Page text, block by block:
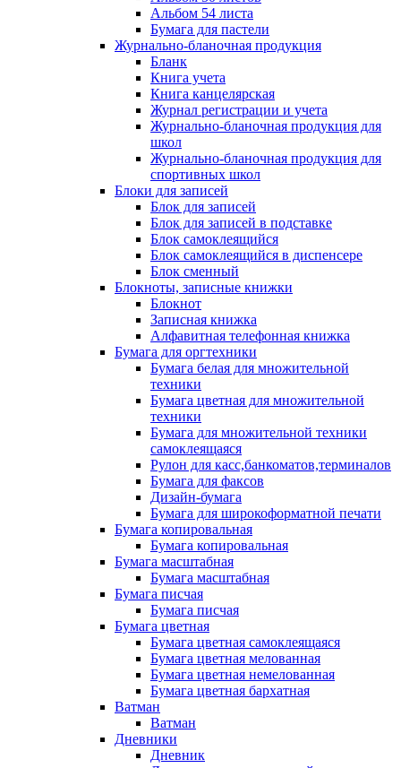
Альбом 54 листа
Бумага для пастели
Журнально-бланочная продукция
Бланк
Книга учета
Книга канцелярская
Журнал регистрации и учета
Журнально-бланочная продукция для
школ
Журнально-бланочная продукция для
спортивных школ
Блоки для записей
Блок для записей
Блок для записей в подставке
Блок самоклеящийся
Блок самоклеящийся в диспенсере
Блок сменный
Блокноты, записные книжки
Блокнот
Записная книжка
Алфавитная телефонная книжка
Бумага для оргтехники
Бумага белая для множительной
техники
Бумага цветная для множительной
техники
Бумага для множительной техники
самоклеящаяся
Рулон для касс,банкоматов,терминалов
Бумага для факсов
Дизайн-бумага
Бумага для широкоформатной печати
Бумага копировальная
Бумага копировальная
Бумага масштабная
Бумага масштабная
Бумага писчая
Бумага писчая
Бумага цветная
Бумага цветная самоклеящаяся
Бумага цветная мелованная
Бумага цветная немелованная
Бумага цветная бархатная
Ватман
Ватман
Дневники
Дневник